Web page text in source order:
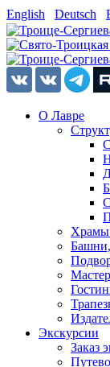
English Deutsch
О Лавре
Храмы
Экскурсии
Заказ